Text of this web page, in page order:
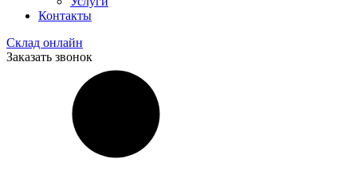
Контакты
Склад онлайн
Заказать звонок